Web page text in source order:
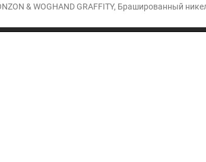
& WOGHAND GRAFFITY, Брашированный